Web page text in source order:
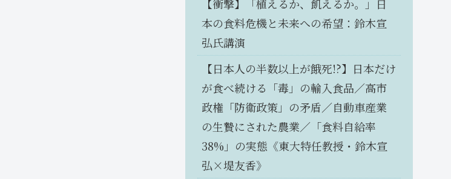
【衝撃】「植えるか、飢えるか。」日
本の食料危機と未来への希望：鈴木宣
弘氏講演
【日本人の半数以上が餓死!?】日本だけ
が食べ続ける「毒」の輸入食品／高市
政権「防衛政策」の矛盾／自動車産業
の生贄にされた農業／「食料自給率
38%」の実態《東大特任教授・鈴木宣
弘×堤友香》